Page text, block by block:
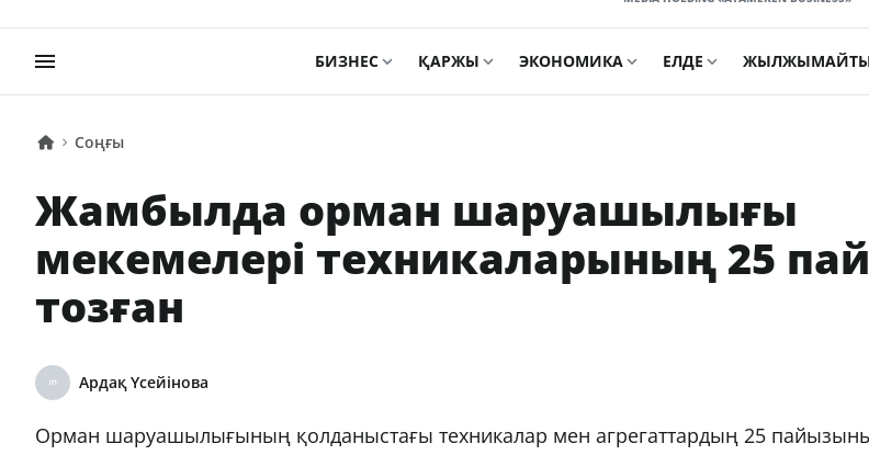
БИЗНЕС ҚАРЖЫ ЭКОНОМИКА ЕЛДЕ
Соңғы
Жамбылда орман шаруашылығы
мекемелері техникаларының 25
тозған
Ардақ Үсейінова
Орман шаруашылығының қолданыстағы техникалар мен агрегаттардың 25